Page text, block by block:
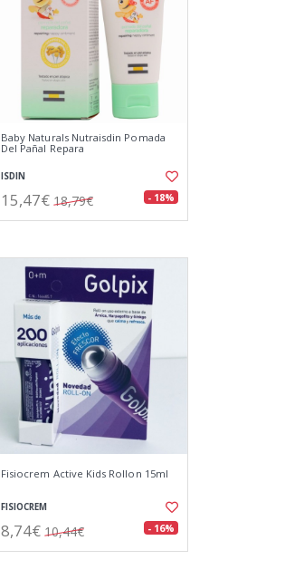
Baby Naturals Nutraisdin Pomada
Del Pañal Repara
ISDIN
15,47€ 18,79€ - 18%
Fisiocrem Active Kids Rollon 15ml
FISIOCREM
8,74€ 10,44€ - 16%